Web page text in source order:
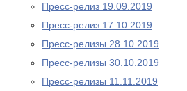
Пресс-релиз 19.09.2019
Пресс-релиз 17.10.2019
Пресс-релизы 28.10.2019
Пресс-релизы 30.10.2019
Пресс-релизы 11.11.2019